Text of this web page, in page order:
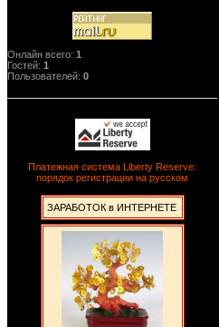
Онлайн всего: 1
Гостей: 1
Пользователей: 0
Платежная система Liberty Reserve:
порядок регистрации на русском
ЗАРАБОТОК в ИНТЕРНЕТЕ